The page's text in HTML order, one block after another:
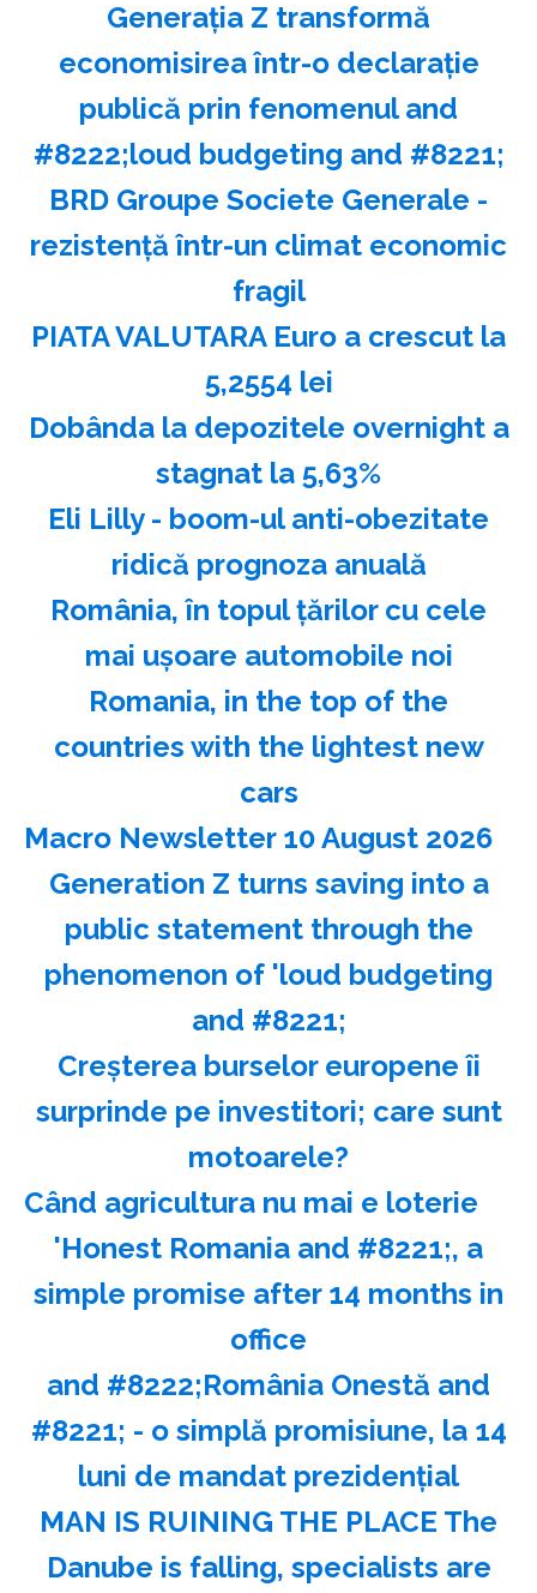
Generaţia Z transformă
economisirea într-o declaraţie
publică prin fenomenul and
#8222;loud budgeting and #8221;
BRD Groupe Societe Generale -
rezistenţă într-un climat economic
fragil
PIATA VALUTARA Euro a crescut la
5,2554 lei
Dobânda la depozitele overnight a
stagnat la 5,63%
Eli Lilly - boom-ul anti-obezitate
ridică prognoza anuală
România, în topul ţărilor cu cele
mai uşoare automobile noi
Romania, in the top of the
countries with the lightest new
cars
Macro Newsletter 10 August 2026
Generation Z turns saving into a
public statement through the
phenomenon of 'loud budgeting
and #8221;
Creşterea burselor europene îi
surprinde pe investitori; care sunt
motoarele?
Când agricultura nu mai e loterie
'Honest Romania and #8221;, a
simple promise after 14 months in
office
and #8222;România Onestă and
#8221; - o simplă promisiune, la 14
luni de mandat prezidenţial
MAN IS RUINING THE PLACE The
Danube is falling, specialists are